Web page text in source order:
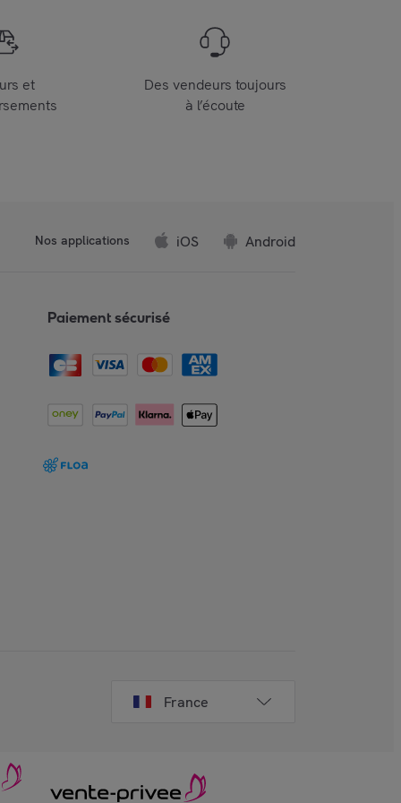
et
Des vendeurs toujours
à l’écoute
Nos applications iOS Android
Paiement sécurisé
France